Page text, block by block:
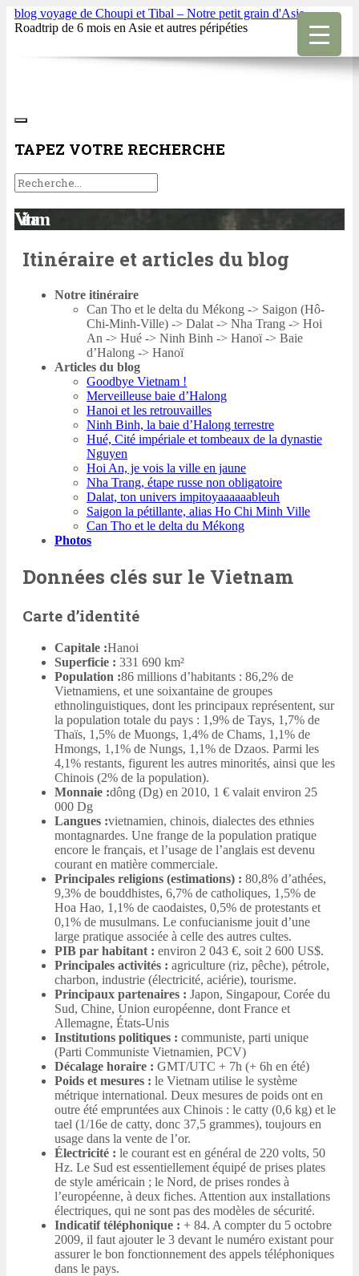
blog voyage de Choupi et Tibal – Notre petit grain d'Asie
Roadtrip de 6 mois en Asie et autres péripéties
TAPEZ VOTRE RECHERCHE
Vietnam
Itinéraire et articles du blog
Notre itinéraire
Can Tho et le delta du Mékong -> Saigon (Hô-
Chi-Minh-Ville) -> Dalat -> Nha Trang -> Hoi
An -> Hué -> Ninh Binh -> Hanoï -> Baie
d’Halong -> Hanoï
Articles du blog
Goodbye Vietnam !
Merveilleuse baie d’Halong
Hanoi et les retrouvailles
Ninh Binh, la baie d’Halong terrestre
Hué, Cité impériale et tombeaux de la dynastie
Nguyen
Hoi An, je vois la ville en jaune
Nha Trang, étape russe non obligatoire
Dalat, ton univers impitoyaaaaaableuh
Saigon la pétillante, alias Ho Chi Minh Ville
Can Tho et le delta du Mékong
Photos
Données clés sur le Vietnam
Carte d’identité
Capitale :Hanoi
Superficie : 331 690 km²
Population :86 millions d’habitants : 86,2% de
Vietnamiens, et une soixantaine de groupes
ethnolinguistiques, dont les principaux représentent, sur
la population totale du pays : 1,9% de Tays, 1,7% de
Thaïs, 1,5% de Muongs, 1,4% de Chams, 1,1% de
Hmongs, 1,1% de Nungs, 1,1% de Dzaos. Parmi les
4,1% restants, figurent les autres minorités, ainsi que les
Chinois (2% de la population).
Monnaie :dông (Dg) en 2010, 1 € valait environ 25
000 Dg
Langues :vietnamien, chinois, dialectes des ethnies
montagnardes. Une frange de la population pratique
encore le français, et l’usage de l’anglais est devenu
courant en matière commerciale.
Principales religions (estimations) : 80,8% d’athées,
9,3% de bouddhistes, 6,7% de catholiques, 1,5% de
Hoa Hao, 1,1% de caodaistes, 0,5% de protestants et
0,1% de musulmans. Le confucianisme jouit d’une
large pratique associée à celle des autres cultes.
PIB par habitant : environ 2 043 €, soit 2 600 US$.
Principales activités : agriculture (riz, pêche), pétrole,
charbon, industrie (électricité, aciérie), tourisme.
Principaux partenaires : Japon, Singapour, Corée du
Sud, Chine, Union européenne, dont France et
Allemagne, États-Unis
Institutions politiques : communiste, parti unique
(Parti Communiste Vietnamien, PCV)
Décalage horaire : GMT/UTC + 7h (+ 6h en été)
Poids et mesures : le Vietnam utilise le système
métrique international. Deux mesures de poids ont en
outre été empruntées aux Chinois : le catty (0,6 kg) et le
tael (1/16e de catty, donc 37,5 grammes), toujours en
usage dans la vente de l’or.
Électricité : le courant est en général de 220 volts, 50
Hz. Le Sud est essentiellement équipé de prises plates
de style américain ; le Nord, de prises rondes à
l’européenne, à deux fiches. Attention aux installations
électriques, qui ne sont pas des modèles de sécurité.
Indicatif téléphonique : + 84. A compter du 5 octobre
2009, il faut ajouter le 3 devant le numéro existant pour
assurer le bon fonctionnement des appels téléphoniques
dans le pays.